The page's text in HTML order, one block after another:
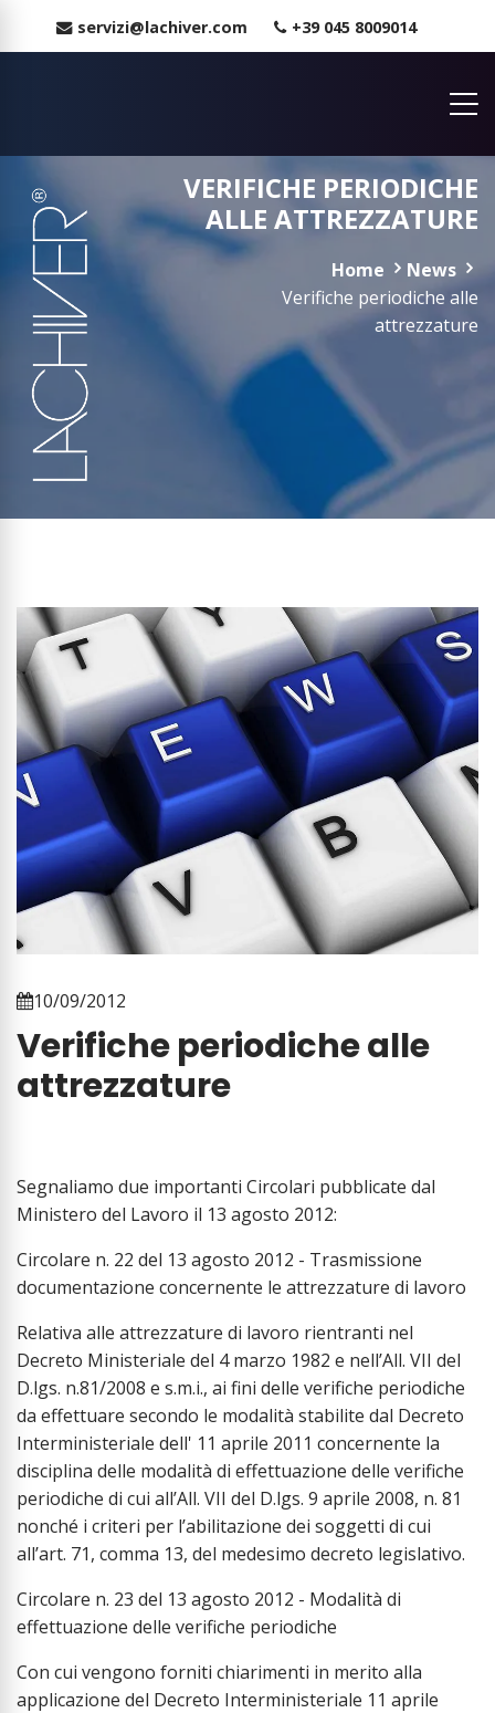
servizi@lachiver.com +39 045 8009014
VERIFICHE PERIODICHE
ALLE ATTREZZATURE
Home
News
Verifiche periodiche alle
attrezzature
10/09/2012
Verifiche periodiche alle
attrezzature
Segnaliamo due importanti Circolari pubblicate dal
Ministero del Lavoro il 13 agosto 2012:
Circolare n. 22 del 13 agosto 2012 - Trasmissione
documentazione concernente le attrezzature di lavoro
Relativa alle attrezzature di lavoro rientranti nel
Decreto Ministeriale del 4 marzo 1982 e nell’All. VII del
D.lgs. n.81/2008 e s.m.i., ai fini delle verifiche periodiche
da effettuare secondo le modalità stabilite dal Decreto
Interministeriale dell' 11 aprile 2011 concernente la
disciplina delle modalità di effettuazione delle verifiche
periodiche di cui all’All. VII del D.lgs. 9 aprile 2008, n. 81
nonché i criteri per l’abilitazione dei soggetti di cui
all’art. 71, comma 13, del medesimo decreto legislativo.
Circolare n. 23 del 13 agosto 2012 - Modalità di
effettuazione delle verifiche periodiche
Con cui vengono forniti chiarimenti in merito alla
applicazione del Decreto Interministeriale 11 aprile